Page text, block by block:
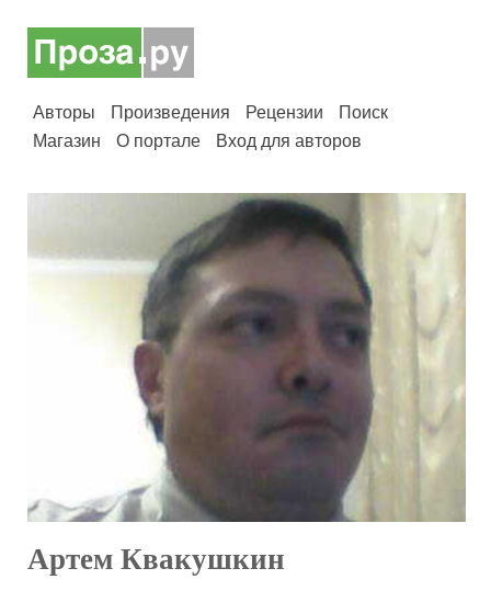
Авторы Произведения Рецензии
Поиск
Магазин
О портале Вход для авторов
Артем Квакушкин